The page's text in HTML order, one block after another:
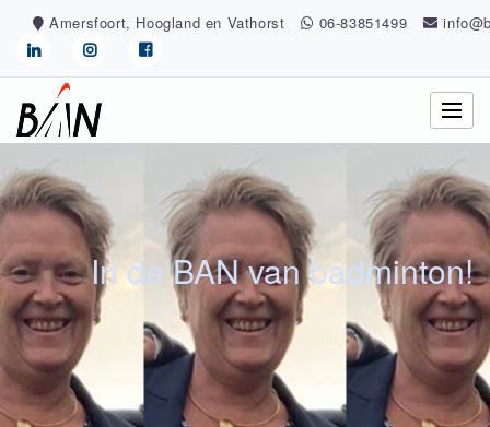
content
Amersfoort, Hoogland en Vathorst 06-83851499
In de BAN van badminton!